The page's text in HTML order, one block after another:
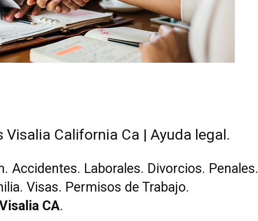
Visalia California Ca | Ayuda legal.
Accidentes. Laborales. Divorcios. Penales.
Visas. Permisos de Trabajo.
CA.